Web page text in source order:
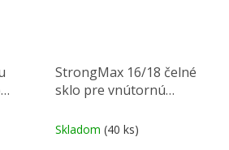
StrongMax 16/18 čelné
sklo pre vnútornú
500mm
Skladom (40 ks)